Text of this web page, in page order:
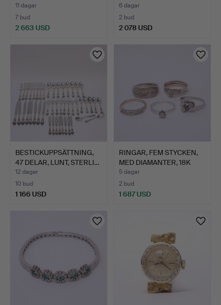
11 dagar
7 bud
2 663 USD
GULD.
6 dagar
2 bud
2 078 USD
BESTICKUPPSÄTTNING,
47 DELAR, LUNT, STERLI…
12 dagar
10 bud
1 166 USD
RINGAR, FEM STYCKEN,
MED DIAMANTER, 18K
GU…
5 dagar
2 bud
1 687 USD